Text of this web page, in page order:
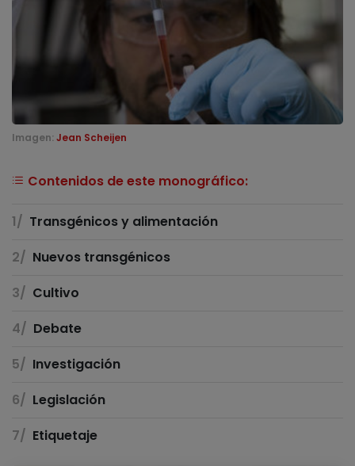
Imagen: Jean Scheijen
Contenidos de este monográfico:
Transgénicos y alimentación
Nuevos transgénicos
Cultivo
Debate
Investigación
Legislación
Etiquetaje